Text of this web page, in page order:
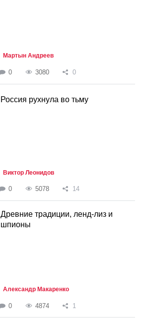
Мартын Андреев
0 3080 0
Россия рухнула во тьму
Виктор Леонидов
0 5078 14
Древние традиции, ленд-лиз и
шпионы
Александр Макаренко
0 4874 1